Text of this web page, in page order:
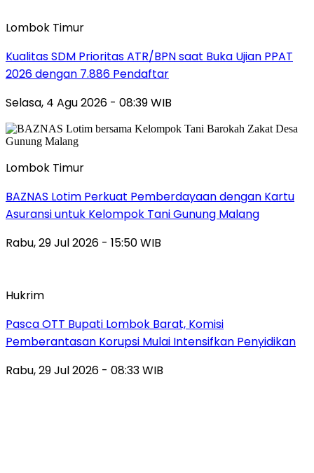
Lombok Timur
Kualitas SDM Prioritas ATR/BPN saat Buka Ujian PPAT
2026 dengan 7.886 Pendaftar
Selasa, 4 Agu 2026 - 08:39 WIB
Lombok Timur
BAZNAS Lotim Perkuat Pemberdayaan dengan Kartu
Asuransi untuk Kelompok Tani Gunung Malang
Rabu, 29 Jul 2026 - 15:50 WIB
Hukrim
Pasca OTT Bupati Lombok Barat, Komisi
Pemberantasan Korupsi Mulai Intensifkan Penyidikan
Rabu, 29 Jul 2026 - 08:33 WIB